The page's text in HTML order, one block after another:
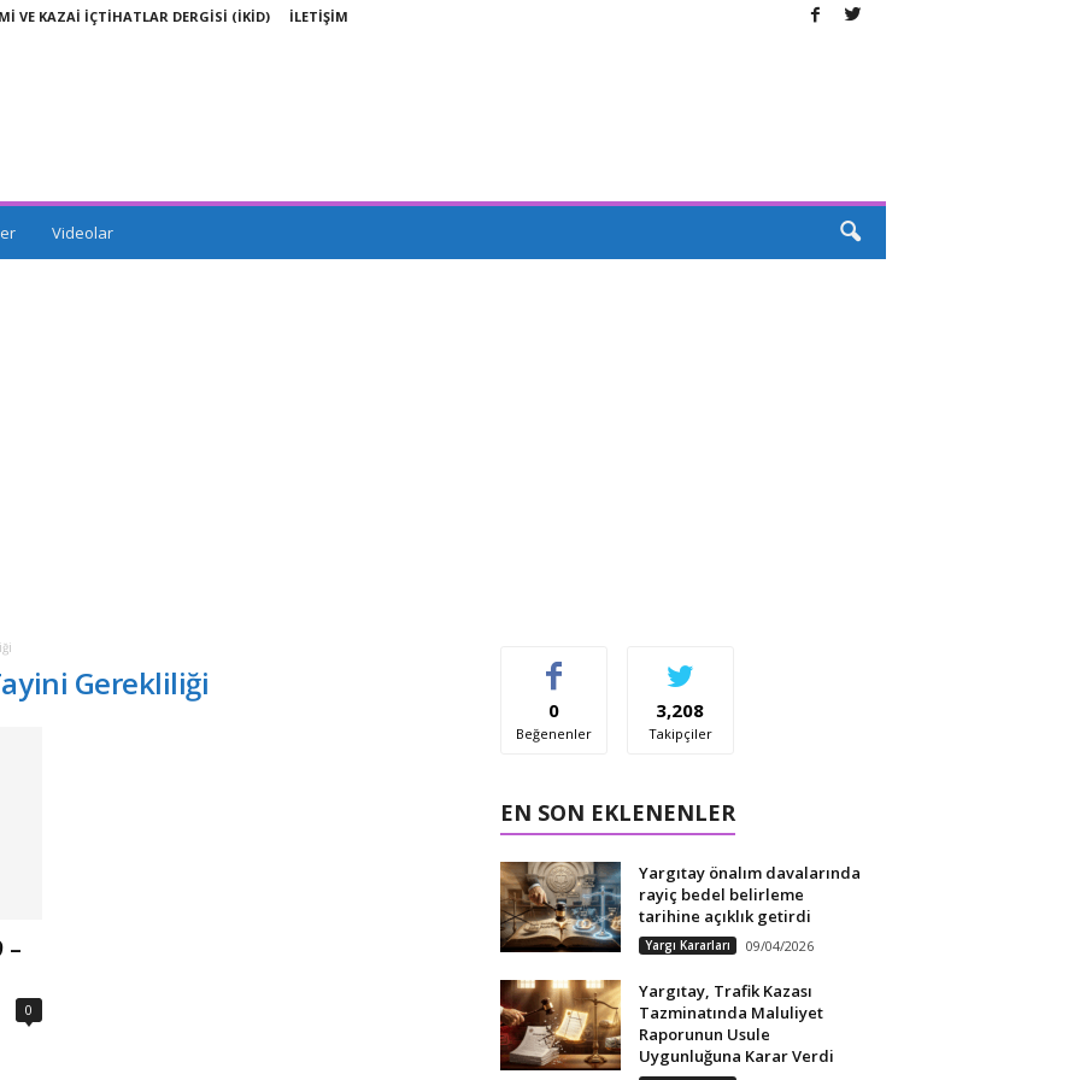
VE KAZAİ İÇTİHATLAR DERGİSİ (İKİD) İLETİŞİM
Videolar
Gerekliliği
–
0
0
Beğenenler
3,208
Takipçiler
EN SON EKLENENLER
Yargıtay önalım davalarında
rayiç bedel belirleme
tarihine açıklık getirdi
Yargı Kararları 09/04/2026
Yargıtay, Trafik Kazası
Tazminatında Maluliyet
Raporunun Usule
Uygunluğuna Karar Verdi